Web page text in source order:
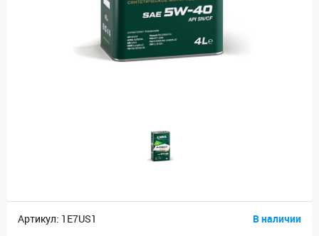
Артикул: 1E7US1 В наличии